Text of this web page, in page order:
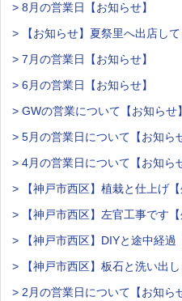
> 8月の営業日【お知らせ】
> 【お知らせ】夏祭里へ出店して
> 7月の営業日【お知らせ】
> 6月の営業日【お知らせ】
> GWの営業について【お知らせ】
> 5月の営業日について【お知ら
> 4月の営業日について【お知ら
> 【神戸市西区】植栽と仕上げ
> 【神戸市西区】左官工事です
> 【神戸市西区】DIYと途中経過
> 【神戸市西区】板石と洗い出
> 2月の営業日について【お知ら